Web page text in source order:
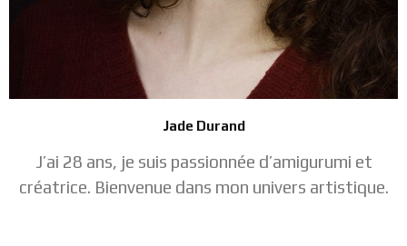
Jade Durand
J’ai 28 ans, je suis passionnée d’amigurumi et
créatrice. Bienvenue dans mon univers artistique.